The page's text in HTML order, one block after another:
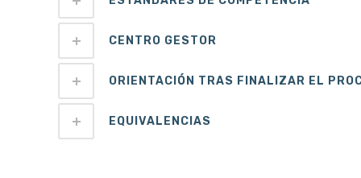
CENTRO GESTOR
ORIENTACIÓN TRAS FINALIZAR EL
EQUIVALENCIAS